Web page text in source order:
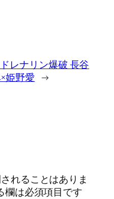
レナリン爆破 長谷
姫野愛 →
れることはありま
欄は必須項目です